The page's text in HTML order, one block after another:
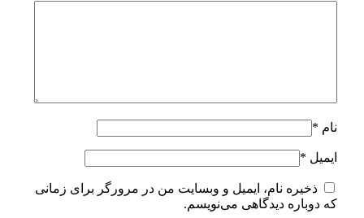
نام *
ایمیل *
ذخیره نام، ایمیل و وبسایت من در مرورگر برای زمانی
که دوباره دیدگاهی می‌نویسم.